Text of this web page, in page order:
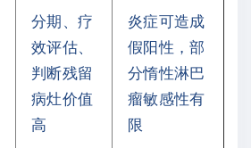
分期、疗
效评估、
判断残留
病灶价值
高
炎症可造成
假阳性，部
分惰性淋巴
瘤敏感性有
限